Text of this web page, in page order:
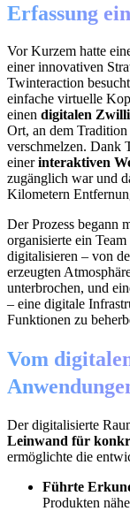
Erfassung
Vor Kurzem hatte
einer innovativen
Twinteraction
einfache virtuelle
einen digitalen
Ort, an dem
verschmelzen. Dank
einerinteraktiven
zugänglich war und
Kilometern
Der Prozess begann
organisierte ein
digitalisieren – von
erzeugten
unterbrochen, und
– eine digitale
Funktionen zu
Vom
Der digitalisierte
Leinwand für
ermöglichte die
Führte
Produkten